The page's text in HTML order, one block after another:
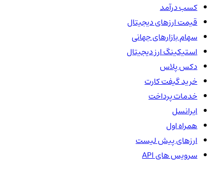
کسب درآمد
قیمت ارزهای دیجیتال
سهام بازارهای جهانی
استیکینگ ارز دیجیتال
دکس پلاس
خرید گیفت کارت
خدمات پرداخت
ایرانسل
همراه اول
ارزهای پیش لیست
سرویس های API